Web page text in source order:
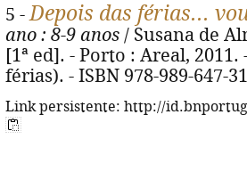
5 -Depois das férias...
ano : 8-9 anos / Susana de
[1ª ed]. - Porto : Areal,
férias). - ISBN 978-989-647-
Link persistente: http://